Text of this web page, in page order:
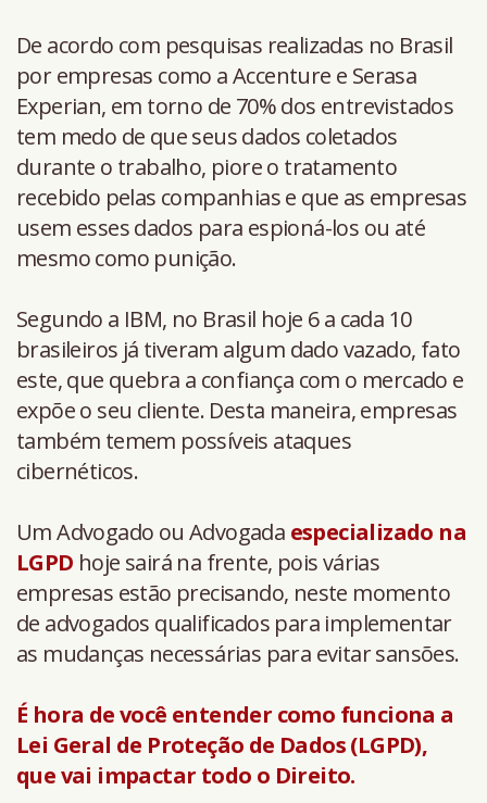
De acordo com pesquisas realizadas no Brasil
por empresas como a Accenture e Serasa
Experian, em torno de 70% dos entrevistados
tem medo de que seus dados coletados
durante o trabalho, piore o tratamento
recebido pelas companhias e que as empresas
usem esses dados para espioná-los ou até
mesmo como punição.
Segundo a IBM, no Brasil hoje 6 a cada 10
brasileiros já tiveram algum dado vazado, fato
este, que quebra a confiança com o mercado e
expõe o seu cliente. Desta maneira, empresas
também temem possíveis ataques
cibernéticos.
Um Advogado ou Advogada especializado na
LGPD hoje sairá na frente, pois várias
empresas estão precisando, neste momento
de advogados qualificados para implementar
as mudanças necessárias para evitar sansões.
É hora de você entender como funciona a
Lei Geral de Proteção de Dados (LGPD),
que vai impactar todo o Direito.